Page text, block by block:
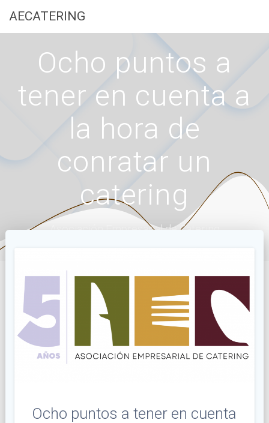
AECATERING
Ocho puntos a
tener en cuenta a
la hora de
conratar un
catering
Asociación Empresarial de Catering
Ocho puntos a tener en cuenta